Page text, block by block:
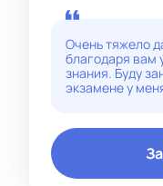
к физике.
всех возрастов
потенциал..
Уроки строятся
включают
эффективному
Очень тяжело
благодаря вам
знания. Буду
экзамене у